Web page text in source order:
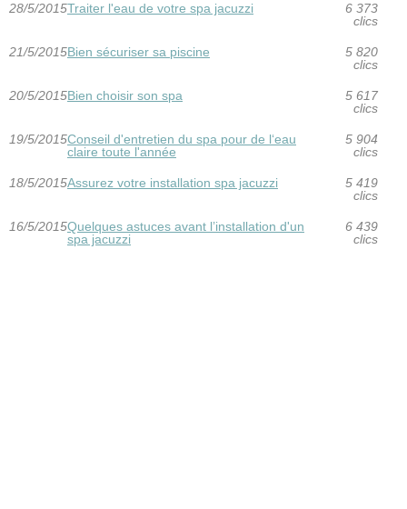
28/5/2015Traiter l'eau de votre spa jacuzzi
6 373
clics
21/5/2015Bien sécuriser sa piscine
5 820
clics
20/5/2015Bien choisir son spa
5 617
clics
19/5/2015Conseil d'entretien du spa pour de l‘eau
claire toute l'année
5 904
clics
18/5/2015Assurez votre installation spa jacuzzi
5 419
clics
16/5/2015Quelques astuces avant l’installation d'un
spa jacuzzi
6 439
clics